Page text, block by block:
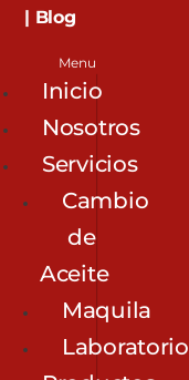
| Blog
Menu
Inicio
Nosotros
Servicios
Cambio
de
Aceite
Maquila
Laboratorio